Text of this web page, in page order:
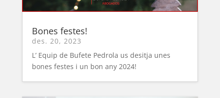
Bones festes!
des. 20, 2023
L’ Equip de Bufete Pedrola us desitja unes
bones festes i un bon any 2024!